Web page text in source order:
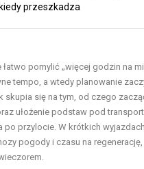
przeszkadza
łatwo pomylić „więcej godzin na
tempo, a wtedy planowanie
skupia się na tym, od czego
ułożenie podstaw pod
po przylocie. W krótkich
pogody i czasu na regenerację,